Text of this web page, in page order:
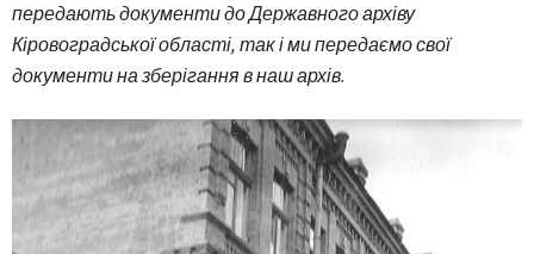
передають документи до Державного архіву
Кіровоградської області, так і ми передаємо свої
документи на зберігання в наш архів.